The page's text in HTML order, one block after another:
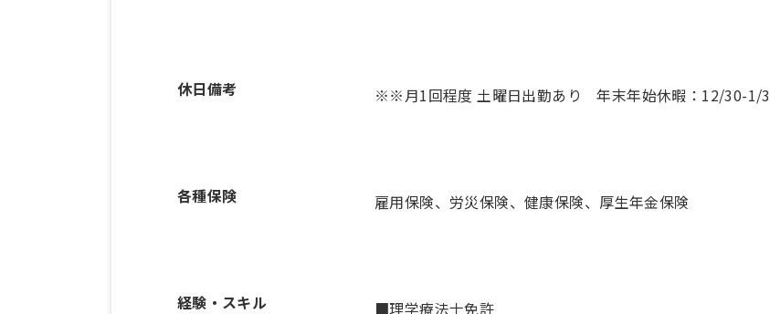
休日備考 ※※月1回程度 土曜日出勤あり 年末年始休暇：12/30-1/3
各種保険 雇用保険、労災保険、健康保険、厚生年金保険
経験・スキル ■理学療法士免許